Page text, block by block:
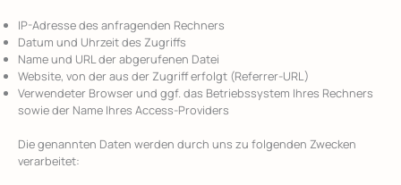
IP-Adresse des anfragenden Rechners
Datum und Uhrzeit des Zugriffs
Name und URL der abgerufenen Datei
Website, von der aus der Zugriff erfolgt (Referrer-URL)
Verwendeter Browser und ggf. das Betriebssystem Ihres Rechners
sowie der Name Ihres Access-Providers
Die genannten Daten werden durch uns zu folgenden Zwecken
verarbeitet: